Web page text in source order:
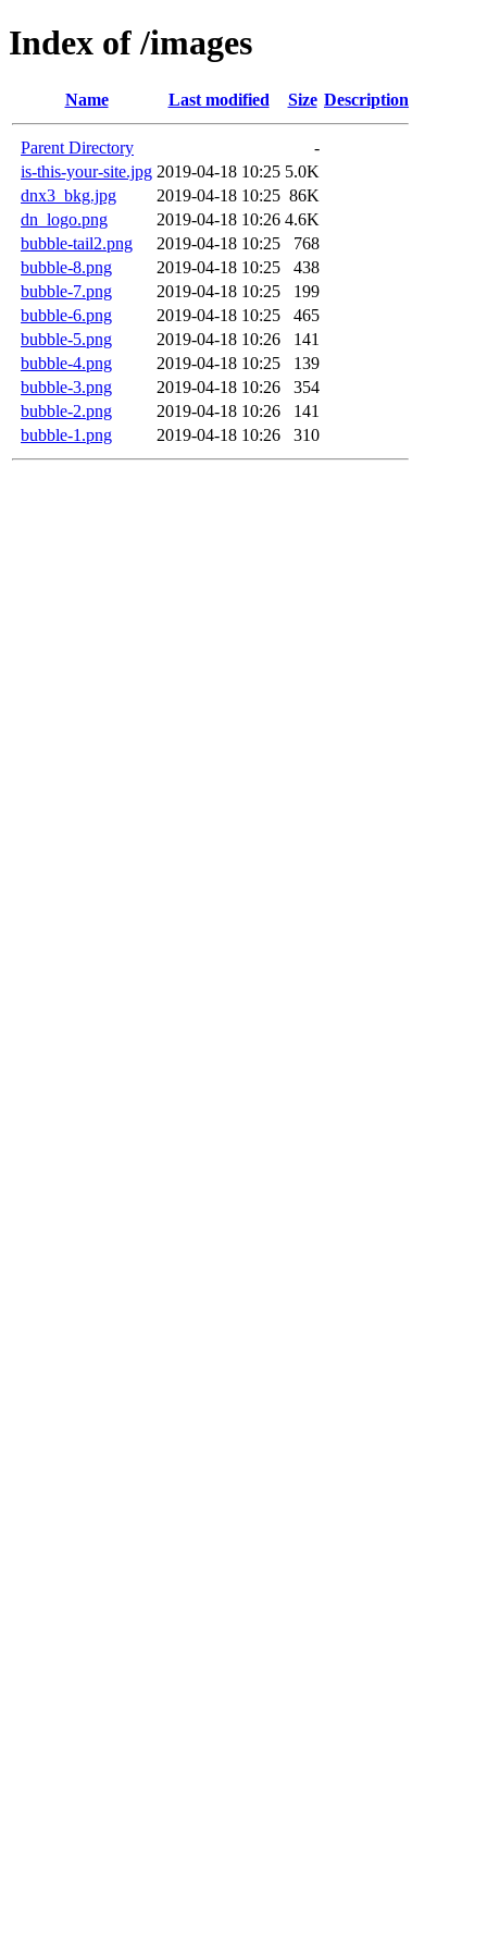
Index of /images
Name Last modified Size Description
Parent Directory
-
is-this-your-site.jpg 2019-04-18 10:25 5.0K
dnx3_bkg.jpg
2019-04-18 10:25 86K
dn_logo.png
2019-04-18 10:26 4.6K
bubble-tail2.png
2019-04-18 10:25
768
bubble-8.png
2019-04-18 10:25
438
bubble-7.png
2019-04-18 10:25
199
bubble-6.png
2019-04-18 10:25
465
bubble-5.png
2019-04-18 10:26
141
bubble-4.png
2019-04-18 10:25
139
bubble-3.png
2019-04-18 10:26
354
bubble-2.png
2019-04-18 10:26
141
bubble-1.png
2019-04-18 10:26 310